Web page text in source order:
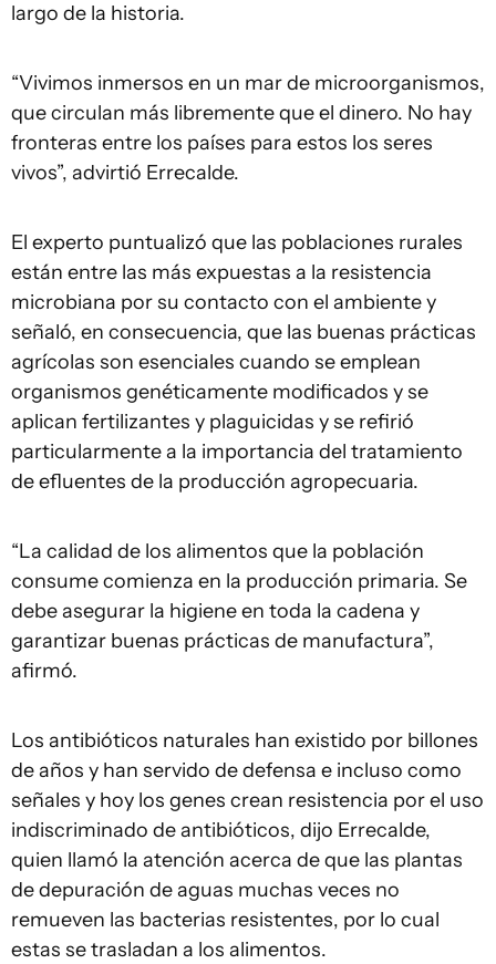
largo de la historia.
“Vivimos inmersos en un mar de microorganismos,
que circulan más libremente que el dinero. No hay
fronteras entre los países para estos los seres
vivos”, advirtió Errecalde.
El experto puntualizó que las poblaciones rurales
están entre las más expuestas a la resistencia
microbiana por su contacto con el ambiente y
señaló, en consecuencia, que las buenas prácticas
agrícolas son esenciales cuando se emplean
organismos genéticamente modificados y se
aplican fertilizantes y plaguicidas y se refirió
particularmente a la importancia del tratamiento
de efluentes de la producción agropecuaria.
“La calidad de los alimentos que la población
consume comienza en la producción primaria. Se
debe asegurar la higiene en toda la cadena y
garantizar buenas prácticas de manufactura”,
afirmó.
Los antibióticos naturales han existido por billones
de años y han servido de defensa e incluso como
señales y hoy los genes crean resistencia por el uso
indiscriminado de antibióticos, dijo Errecalde,
quien llamó la atención acerca de que las plantas
de depuración de aguas muchas veces no
remueven las bacterias resistentes, por lo cual
estas se trasladan a los alimentos.